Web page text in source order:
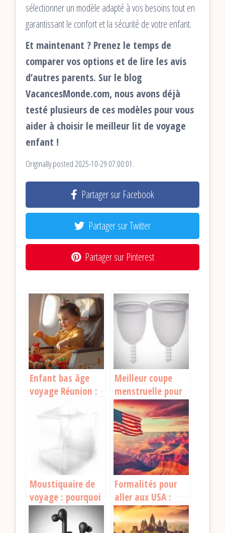
sélectionner un modèle adapté à vos besoins tout en
garantissant le confort et la sécurité de votre enfant.
Et maintenant ? Prenez le temps de
comparer vos options et de lire les avis
d’autres parents. Sur le blog
VacancesMonde.com, nous avons déjà
testé plusieurs de ces modèles pour vous
aider à choisir le meilleur lit de voyage
enfant !
Originally posted 2025-10-29 07:00:01.
Partager sur Facebook
Partager sur Twitter
Partager sur Pinterest
Enfant bas âge
voyage Réunion :
Meilleur coupe
menstruelle pour
voyager : le guide
indispensable
Moustiquaire de
voyage : pourquoi
et comment bien
la choisir ?
Formalités pour
aller aux USA :
guide pour bien
préparer votre